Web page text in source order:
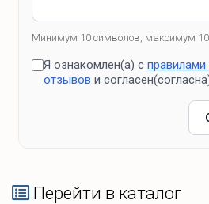
Минимум 10 символов, максимум
Я ознакомлен(а) с правилами
отзывов и
Перейти в каталог